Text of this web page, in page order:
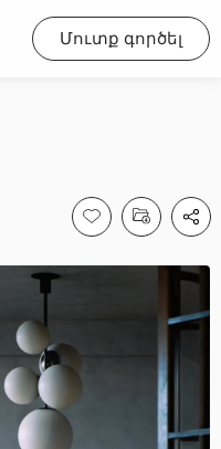
Մուտք գործել